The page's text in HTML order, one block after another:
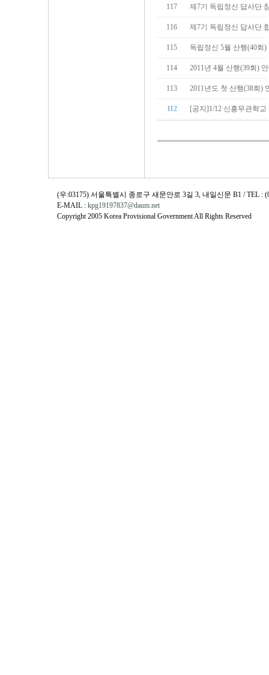
117 제7기 독립정신 답사단
116 제7기 독립정신 답사단
115 독립정신 5월 산행(40회)
114 2011년 4월 산행(39회)
113 2011년도 첫 산행(38회)
112 [공지]1/12 신흥무관학
(우:03175) 서울특별시 종로구 새문안로 3길 3, 내일신문 B1 / TEL :
E-MAIL : kpg19197837@daum.net
Copyright 2005 Korea Provisional Government All Rights Reserved